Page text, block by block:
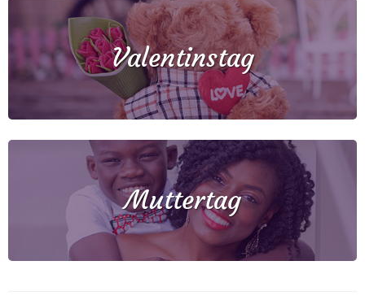
Valentinstag
Muttertag